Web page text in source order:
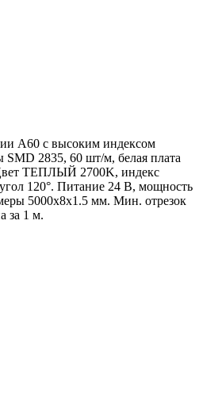
A60 с высоким индексом
SMD 2835, 60 шт/м, белая плата
ТЕПЛЫЙ 2700K, индекс
120°. Питание 24 В, мощность
5000х8х1.5 мм. Мин. отрезок
за 1 м.